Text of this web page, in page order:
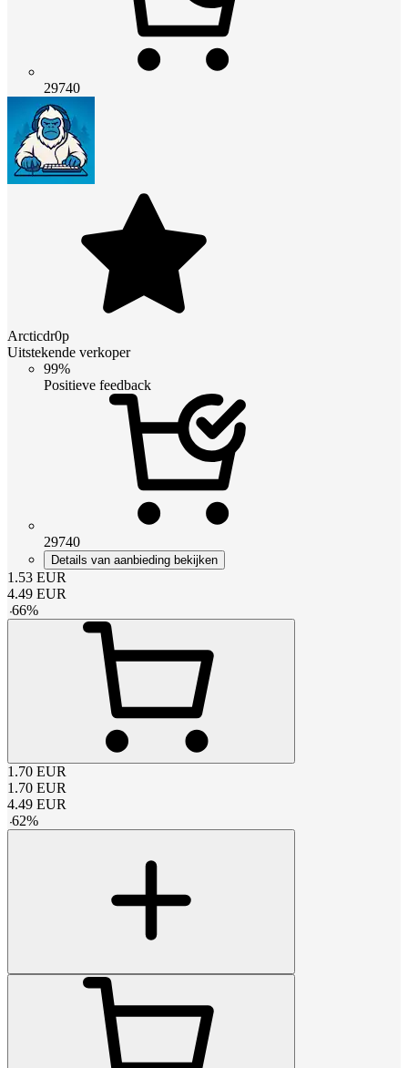
29740
Arcticdr0p
Uitstekende verkoper
99%
Positieve feedback
29740
Details van aanbieding bekijken
1.53 EUR
4.49 EUR
-66%
1.70 EUR
1.70 EUR
4.49 EUR
-62%